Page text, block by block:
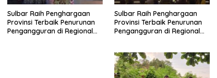
Sulbar Raih Penghargaan
Provinsi Terbaik Penurunan
Pengangguran di Regional
Sulbar Raih Penghargaan
Provinsi Terbaik Penurunan
Pengangguran di Regional